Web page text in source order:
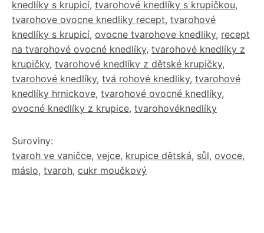
knedlíky s krupicí, tvarohové knedlíky s krupičkou,
tvarohove ovocne knedliky recept, tvarohové
knedlíky s krupicí, ovocne tvarohove knedliky, recept
na tvarohové ovocné knedlíky, tvarohové knedlíky z
krupičky, tvarohové knedlíky z dětské krupičky,
tvarohové knedlíky, tvá rohové knedliky, tvarohové
knedlíky hrnickove, tvarohové ovocné knedlíky,
ovocné knedlíky z krupice, tvarohovéknedlíky
Suroviny:
tvaroh ve vaničce, vejce, krupice dětská, sůl, ovoce,
máslo, tvaroh, cukr moučkový